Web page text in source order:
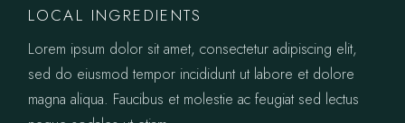
LOCAL INGREDIENTS
Lorem ipsum dolor sit amet, consectetur adipiscing elit,
sed do eiusmod tempor incididunt ut labore et dolore
magna aliqua. Faucibus et molestie ac feugiat sed lectus